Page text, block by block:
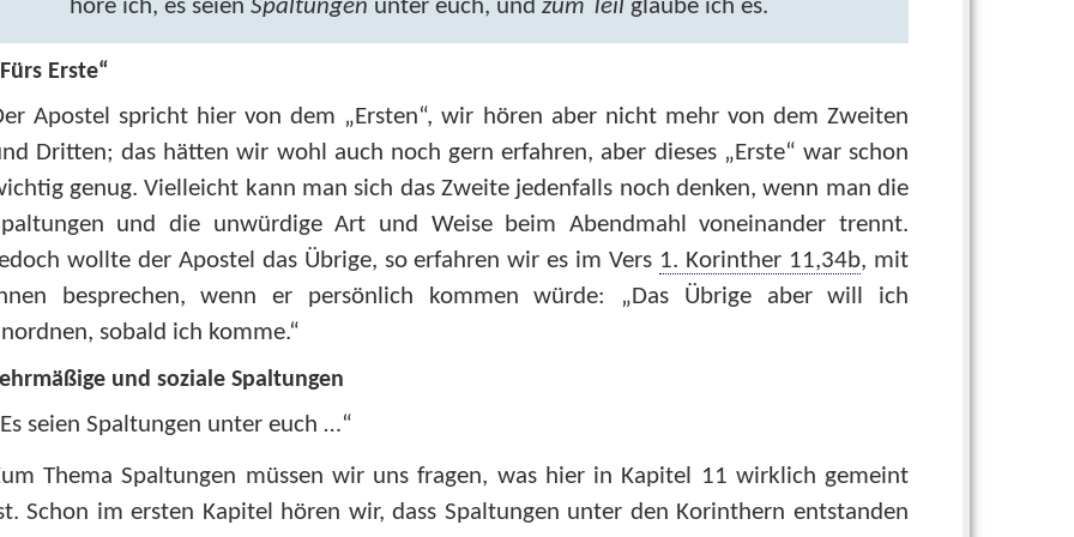
höre ich, es seienSpaltungen unter euch, undzum Teil glaube ich es.
Fürs Erste“
Apostel spricht hier von dem „Ersten“, wir hören aber nicht mehr von dem Zweiten
Dritten; das hätten wir wohl auch noch gern erfahren, aber dieses „Erste“ war schon
genug. Vielleicht kann man sich das Zweite jedenfalls noch denken, wenn man die
und die unwürdige Art und Weise beim Abendmahl voneinander trennt.
wollte der Apostel das Übrige, so erfahren wir es im Vers 1. Korinther 11,34b, mit
besprechen, wenn er persönlich kommen würde: „Das Übrige aber will ich
sobald ich komme.“
und soziale Spaltungen
seien Spaltungen unter euch …“
Thema Spaltungen müssen wir uns fragen, was hier in Kapitel 11 wirklich gemeint
Schon im ersten Kapitel hören wir, dass Spaltungen unter den Korinthern entstanden